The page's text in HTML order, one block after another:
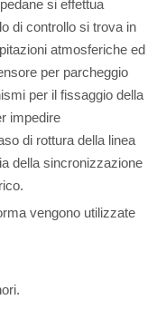
si effettua
di controllo si trova in
atmosferiche ed
per parcheggio
per il fissaggio della
impedire
di rottura della linea
della sincronizzazione
vengono utilizzate